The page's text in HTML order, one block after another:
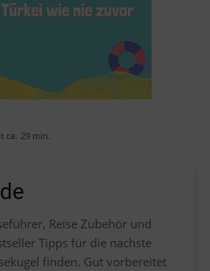
ca. 29 min.
Reise Zubehör und
Tipps für die nächste
finden. Gut vorbereitet